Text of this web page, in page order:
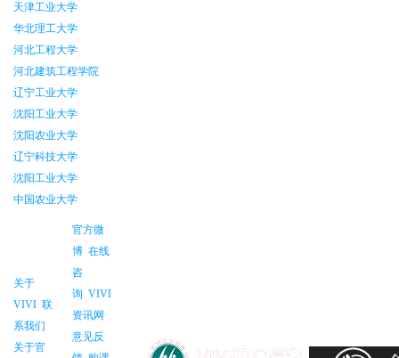
天津工业大学
华北理工大学
河北工程大学
河北建筑工程学院
辽宁工业大学
沈阳工业大学
沈阳农业大学
辽宁科技大学
沈阳工业大学
中国农业大学
关于
VIVI 联
系我们
关于官
官方微
博 在线
咨
询 VIVI
资讯网
意见反